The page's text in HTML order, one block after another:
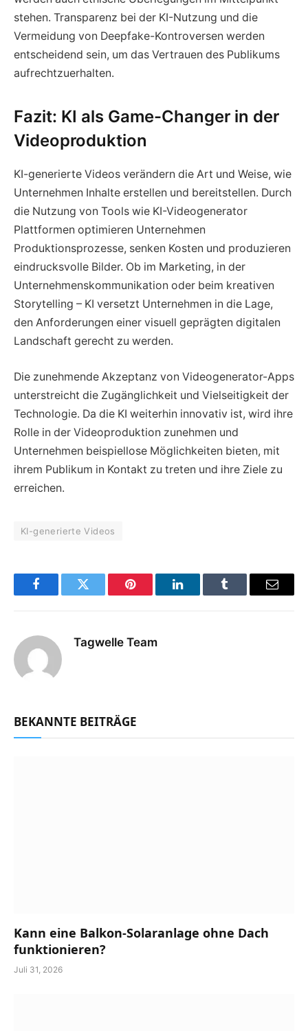
stehen. Transparenz bei der KI-Nutzung und die
Vermeidung von Deepfake-Kontroversen werden
entscheidend sein, um das Vertrauen des Publikums
aufrechtzuerhalten.
Fazit: KI als Game-Changer in der
Videoproduktion
KI-generierte Videos verändern die Art und Weise, wie
Unternehmen Inhalte erstellen und bereitstellen. Durch
die Nutzung von Tools wie KI-Videogenerator
Plattformen optimieren Unternehmen
Produktionsprozesse, senken Kosten und produzieren
eindrucksvolle Bilder. Ob im Marketing, in der
Unternehmenskommunikation oder beim kreativen
Storytelling – KI versetzt Unternehmen in die Lage,
den Anforderungen einer visuell geprägten digitalen
Landschaft gerecht zu werden.
Die zunehmende Akzeptanz von Videogenerator-Apps
unterstreicht die Zugänglichkeit und Vielseitigkeit der
Technologie. Da die KI weiterhin innovativ ist, wird ihre
Rolle in der Videoproduktion zunehmen und
Unternehmen beispiellose Möglichkeiten bieten, mit
ihrem Publikum in Kontakt zu treten und ihre Ziele zu
erreichen.
KI-generierte Videos
FacebookTwitter Pinterest LinkedInTumblr Email
Tagwelle Team
BEKANNTE BEITRÄGE
Kann eine Balkon-Solaranlage ohne Dach
funktionieren?
Juli 31, 2026